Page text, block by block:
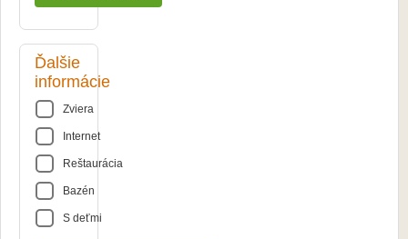
Ďalšie
informácie
Zviera
Internet
Reštaurácia
Bazén
S deťmi